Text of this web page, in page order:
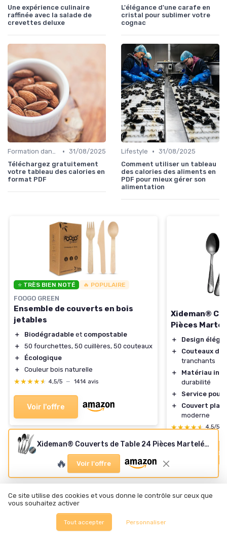
Une expérience culinaire
raffinée avec la salade de
crevettes deluxe
L'élégance d'une carafe en
cristal pour sublimer votre
cognac
Formation dans la food • 31/08/2025
Téléchargez gratuitement
votre tableau des calories en
format PDF
Lifestyle • 31/08/2025
Comment utiliser un tableau
des calories des aliments en
PDF pour mieux gérer son
alimentation
⭐ TRÈS BIEN NOTÉ 🔥 POPULAIRE
FOOGO GREEN
Ensemble de couverts en bois
jetables
＋ Biodégradable et compostable
＋
50 fourchettes, 50 cuillères, 50 couteaux
＋
Écologique
＋
Couleur bois naturelle
★★★★★
★★★★★ 4,5/5 — 1414 avis
Voir l'offre
Xideman®
Pièces
＋
Design
＋
Couteaux
tranchants
＋
Matériau
durabilité
＋
Service pour
＋
Couvert
moderne
★★★★★
★★★★★ 4,5/5
Voir l'offre
Xideman® Couverts de Table 24 Pièces Martelés Noirs
🔥 Voir l'offre
Les articles par date
Ce site utilise des cookies et vous donne le contrôle sur ceux que
vous souhaitez activer
Tout accepter Personnaliser